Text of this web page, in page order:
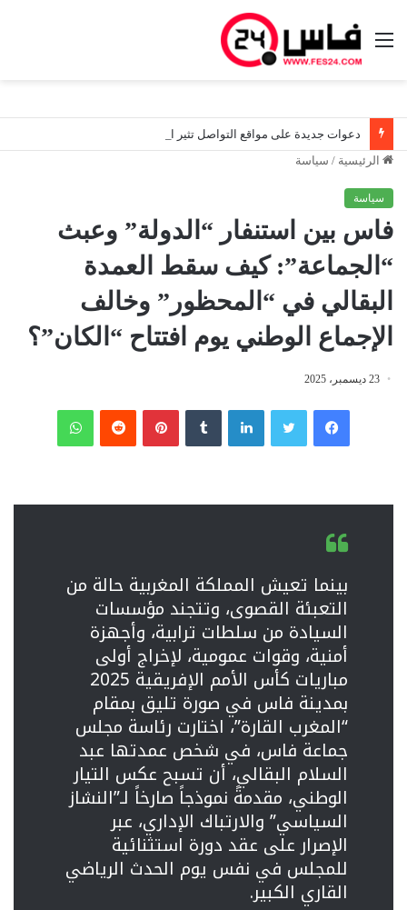
القائمة
الرئيسية / سياسة
سياسة
فاس بين استنفار “الدولة” وعبث
“الجماعة”: كيف سقط العمدة
البقالي في “المحظور” وخالف
الإجماع الوطني يوم افتتاح “الكان”؟
23 ديسمبر، 2025
فيسبوك لينكدإن بينتيريست
بينما تعيش المملكة المغربية حالة من
التعبئة القصوى، وتتجند مؤسسات
السيادة من سلطات ترابية، وأجهزة
أمنية، وقوات عمومية، لإخراج أولى
مباريات كأس الأمم الإفريقية 2025
بمدينة فاس في صورة تليق بمقام
“المغرب القارة”، اختارت رئاسة مجلس
جماعة فاس، في شخص عمدتها عبد
السلام البقالي، أن تسبح عكس التيار
الوطني، مقدمةً نموذجاً صارخاً لـ”النشاز
السياسي” والارتباك الإداري، عبر
الإصرار على عقد دورة استثنائية
للمجلس في نفس يوم الحدث الرياضي
القاري الكبير.